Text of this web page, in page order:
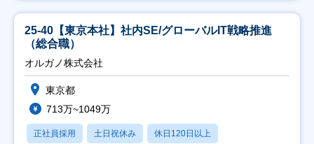
25-40【東京本社】社内SE/グローバルIT戦略推進
（総合職）
オルガノ株式会社
東京都
713万~1049万
正社員採用 土日祝休み 休日120日以上